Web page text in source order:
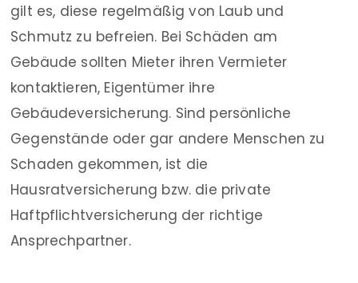
gilt es, diese regelmäßig von Laub und
Schmutz zu befreien. Bei Schäden am
Gebäude sollten Mieter ihren Vermieter
kontaktieren, Eigentümer ihre
Gebäudeversicherung. Sind persönliche
Gegenstände oder gar andere Menschen zu
Schaden gekommen, ist die
Hausratversicherung bzw. die private
Haftpflichtversicherung der richtige
Ansprechpartner.